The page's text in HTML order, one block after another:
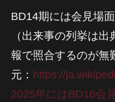
BD14期には会見場
（出来事の列挙は
報で照合するのが無
元： https://
2025年にはBD16会